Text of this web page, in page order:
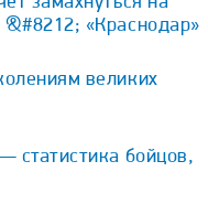
&#8212; «Краснодар»
великих
статистика бойцов,